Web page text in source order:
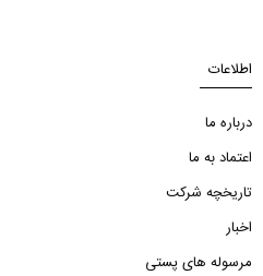
اطلاعات
درباره ما
اعتماد به ما
تاریخچه شرکت
اخبار
مرسوله های پستی